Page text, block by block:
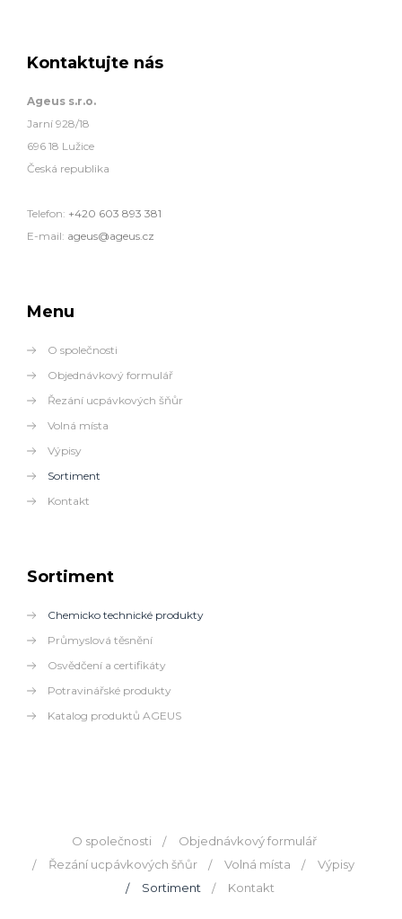
Kontaktujte nás
Ageus s.r.o.
Jarní 928/18
696 18 Lužice
Česká republika
Telefon: +420 603 893 381
E-mail: ageus@ageus.cz
Menu
O společnosti
Objednávkový formulář
Řezání ucpávkových šňůr
Volná místa
Výpisy
Sortiment
Kontakt
Sortiment
Chemicko technické produkty
Průmyslová těsnění
Osvědčení a certifikáty
Potravinářské produkty
Katalog produktů AGEUS
O společnosti
Objednávkový formulář
Řezání ucpávkových šňůr
Volná místa
Výpisy
Sortiment
Kontakt